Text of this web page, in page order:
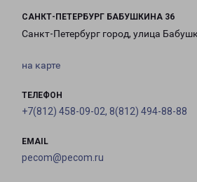
САНКТ-ПЕТЕРБУРГ БАБУШКИНА 36
Санкт-Петербург город, улица
на карте
ТЕЛЕФОН
+7(812) 458-09-02, 8(812) 494-88-88
EMAIL
pecom@pecom.ru